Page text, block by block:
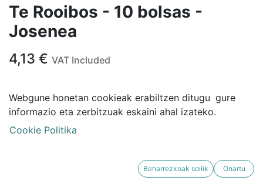
Te Rooibos - 10 bolsas -
Josenea
4,13 € VAT Included
ADD TO CART
Webgune honetan cookieak erabiltzen ditugu gure
informazio eta zerbitzuak eskaini ahal izateko.
Cookie Politika
Beharrezkoak soilik Onartu